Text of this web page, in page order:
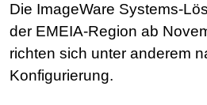
Die ImageWare Systems-
der EMEIA-Region ab
richten sich unter anderem
Konfigurierung.